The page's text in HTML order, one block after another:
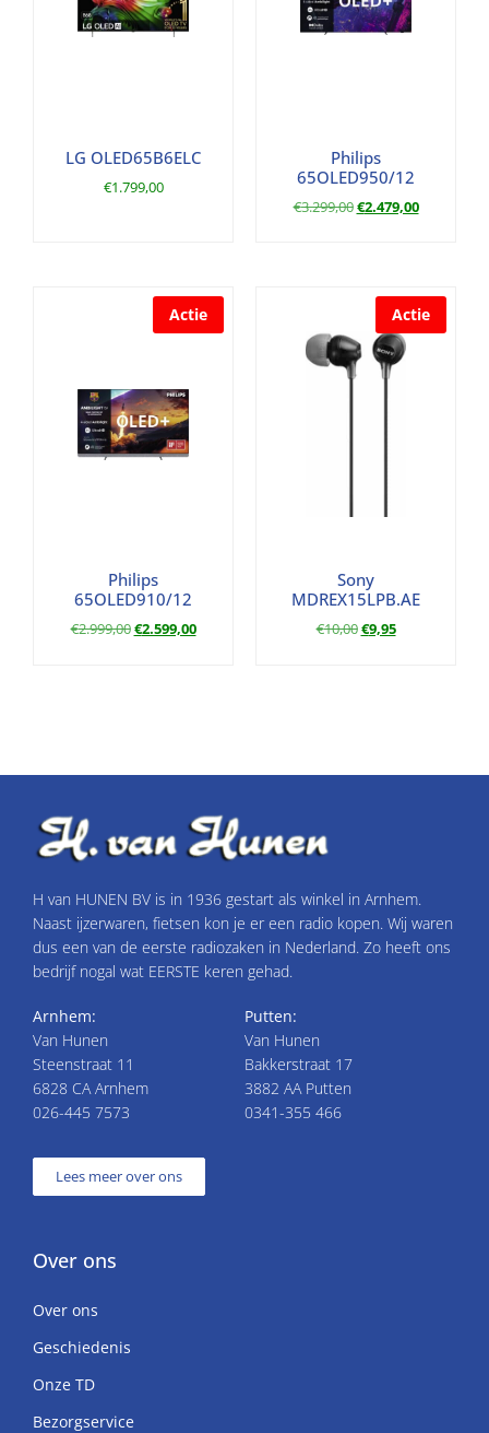
LG OLED65B6ELC
€1.799,00
Philips
65OLED950/12
€3.299,00€2.479,00
Actie
Philips
65OLED910/12
€2.999,00€2.599,00
Actie
Sony
MDREX15LPB.AE
€10,00€9,95
H van HUNEN BV is in 1936 gestart als winkel in Arnhem.
Naast ijzerwaren, fietsen kon je er een radio kopen. Wij waren
dus een van de eerste radiozaken in Nederland. Zo heeft ons
bedrijf nogal wat EERSTE keren gehad.
Arnhem:
Van Hunen
Steenstraat 11
6828 CA Arnhem
026-445 7573
Putten:
Van Hunen
Bakkerstraat 17
3882 AA Putten
0341-355 466
Lees meer over ons
Over ons
Over ons
Geschiedenis
Onze TD
Bezorgservice